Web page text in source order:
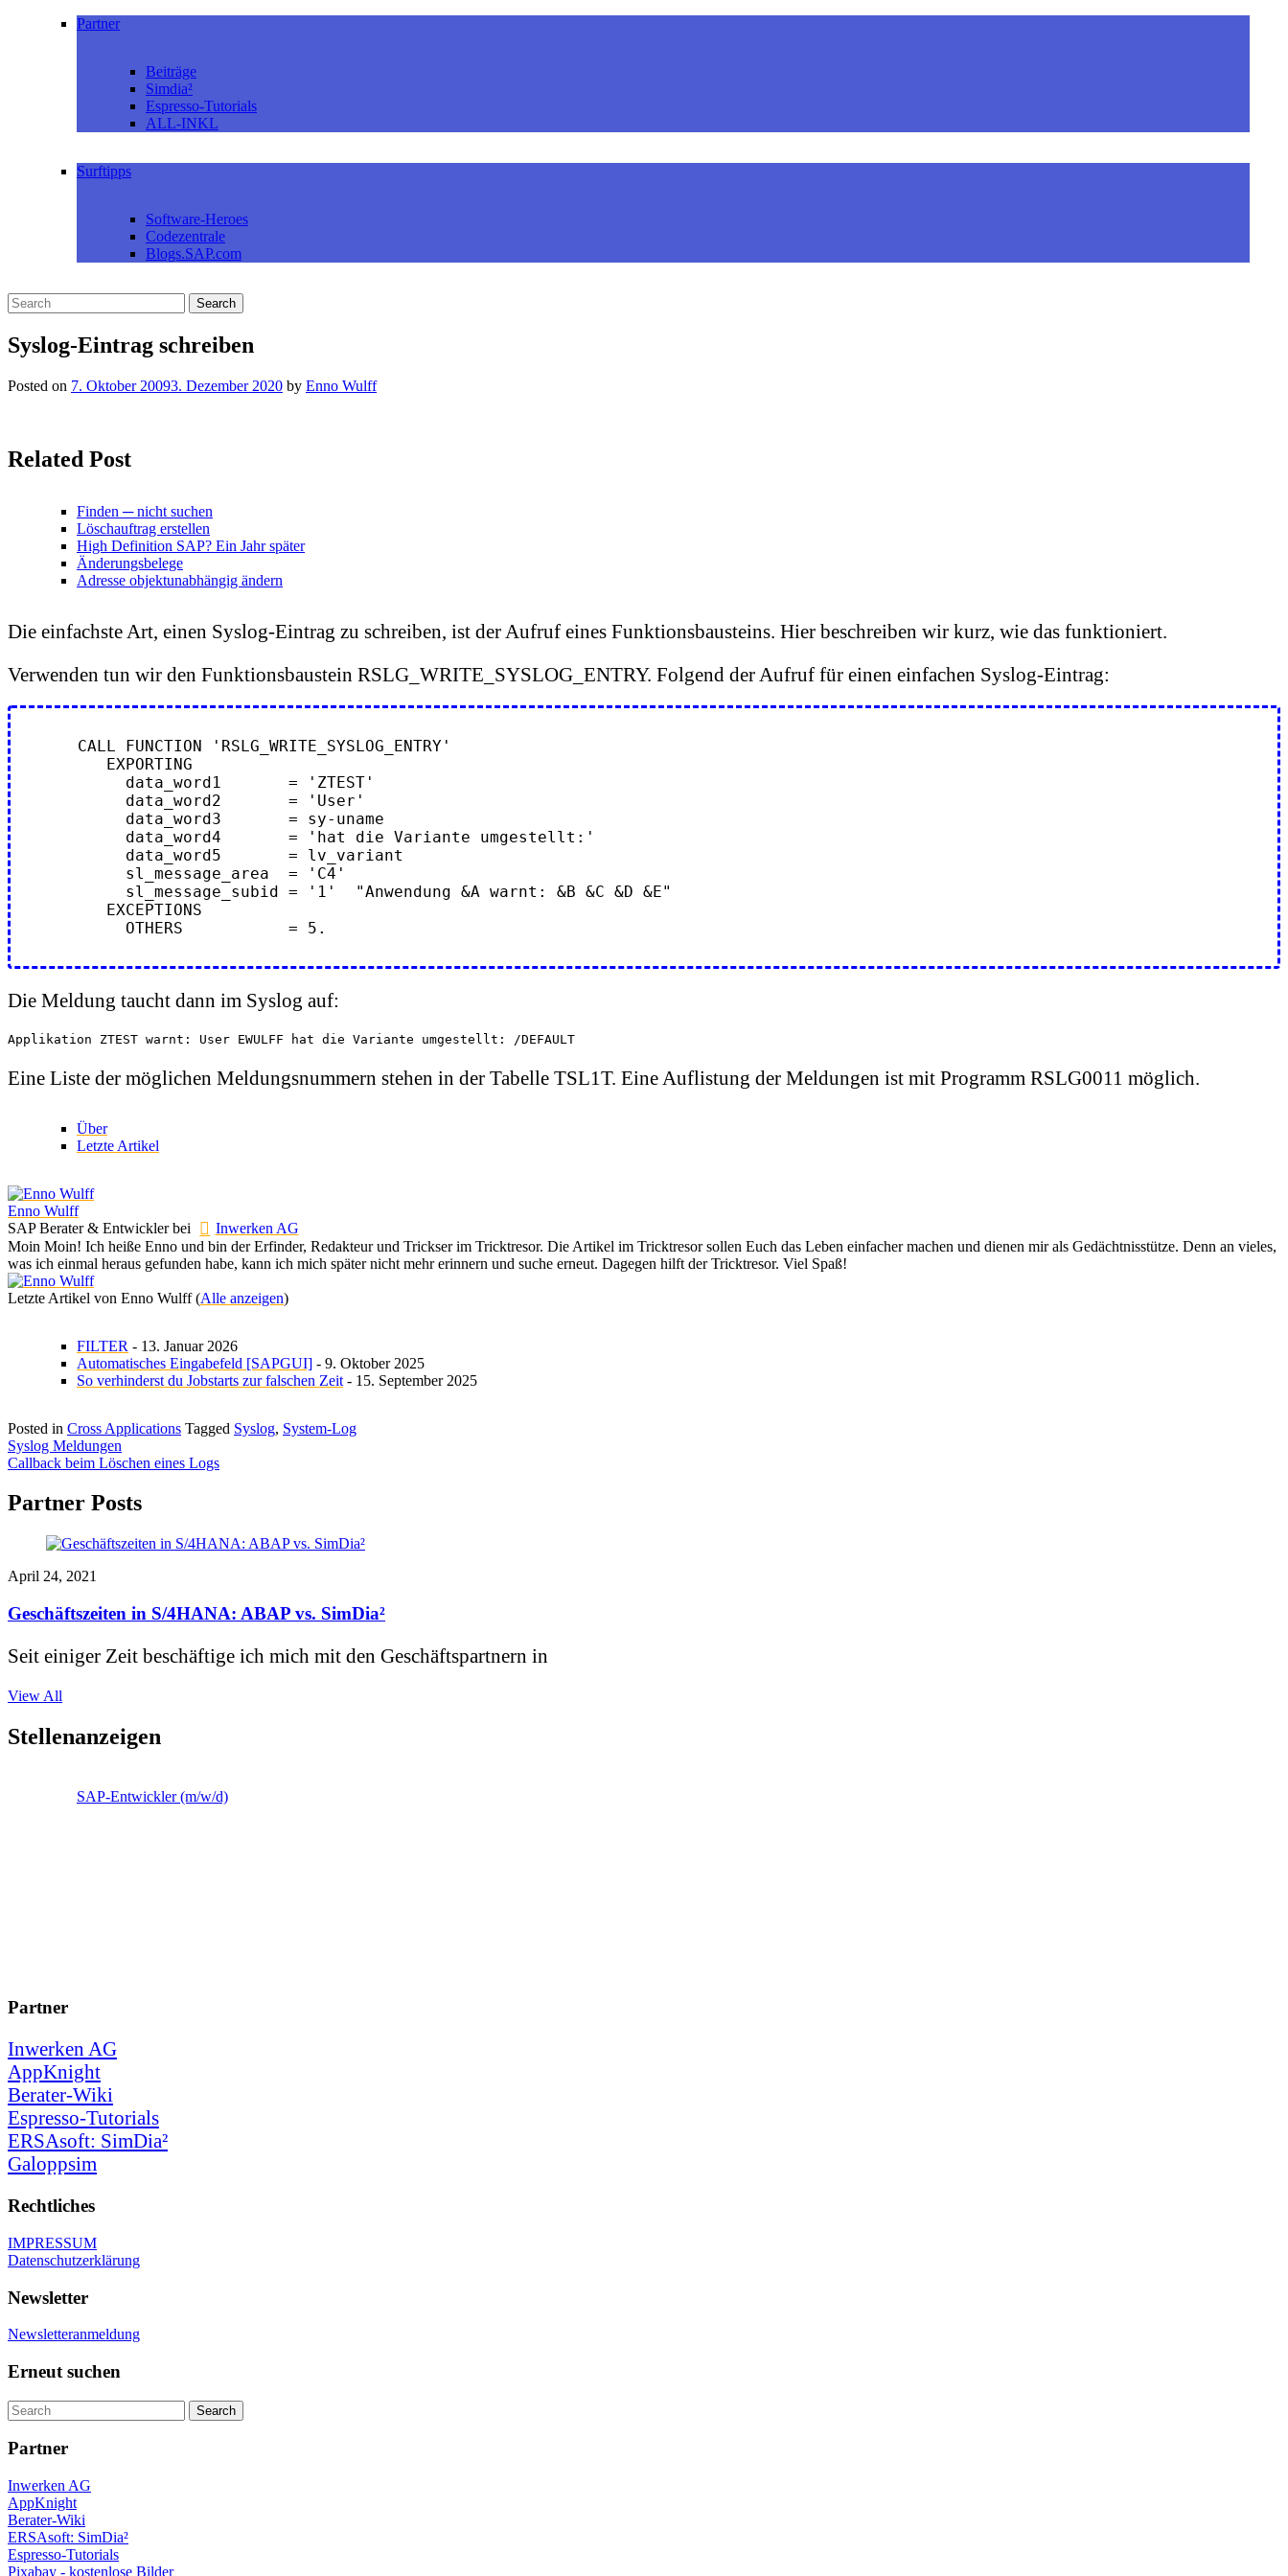
Partner
Beiträge
Simdia²
Espresso-Tutorials
ALL-INKL
Surftipps
Software-Heroes
Codezentrale
Blogs.SAP.com
Syslog-Eintrag schreiben
Posted on 7. Oktober 20093. Dezember 2020 by Enno Wulff
Related Post
Finden ─ nicht suchen
Löschauftrag erstellen
High Definition SAP? Ein Jahr später
Änderungsbelege
Adresse objektunabhängig ändern
Die einfachste Art, einen Syslog-Eintrag zu schreiben, ist der Aufruf eines Funktionsbausteins. Hier beschreiben wir kurz, wie das funktioniert.
Verwenden tun wir den Funktionsbaustein RSLG_WRITE_SYSLOG_ENTRY. Folgend der Aufruf für einen einfachen Syslog-Eintrag:
CALL FUNCTION 'RSLG_WRITE_SYSLOG_ENTRY'
OTHERS           = 5.
Die Meldung taucht dann im Syslog auf:
Applikation ZTEST warnt: User EWULFF hat die Variante umgestellt: /DEFAULT
Eine Liste der möglichen Meldungsnummern stehen in der Tabelle TSL1T. Eine Auflistung der Meldungen ist mit Programm RSLG0011 möglich.
Über
Letzte Artikel
Enno Wulff
SAP Berater & Entwicklerbei
Inwerken AG
Moin Moin! Ich heiße Enno und bin der Erfinder, Redakteur und Trickser im Tricktresor. Die Artikel im Tricktresor sollen Euch das Leben einfacher machen und dienen mir als Gedächtnisstütze. Denn an vieles,
was ich einmal heraus gefunden habe, kann ich mich später nicht mehr erinnern und suche erneut. Dagegen hilft der Tricktresor. Viel Spaß!
Letzte Artikel von Enno Wulff(Alle anzeigen)
FILTER - 13. Januar 2026
Automatisches Eingabefeld [SAPGUI] - 9. Oktober 2025
So verhinderst du Jobstarts zur falschen Zeit - 15. September 2025
Posted in Cross Applications Tagged Syslog, System-Log
Beitragsnavigation
Syslog Meldungen
Callback beim Löschen eines Logs
Partner Posts
April 24, 2021
Geschäftszeiten in S/4HANA: ABAP vs. SimDia²
Seit einiger Zeit beschäftige ich mich mit den Geschäftspartnern in
View All
Stellenanzeigen
SAP-Entwickler (m/w/d)
Partner
Inwerken AG
AppKnight
Berater-Wiki
Espresso-Tutorials
ERSAsoft: SimDia²
Galoppsim
Rechtliches
IMPRESSUM
Datenschutzerklärung
Newsletter
Newsletteranmeldung
Erneut suchen
Partner
Inwerken AG
AppKnight
Berater-Wiki
ERSAsoft: SimDia²
Espresso-Tutorials
Pixabay - kostenlose Bilder